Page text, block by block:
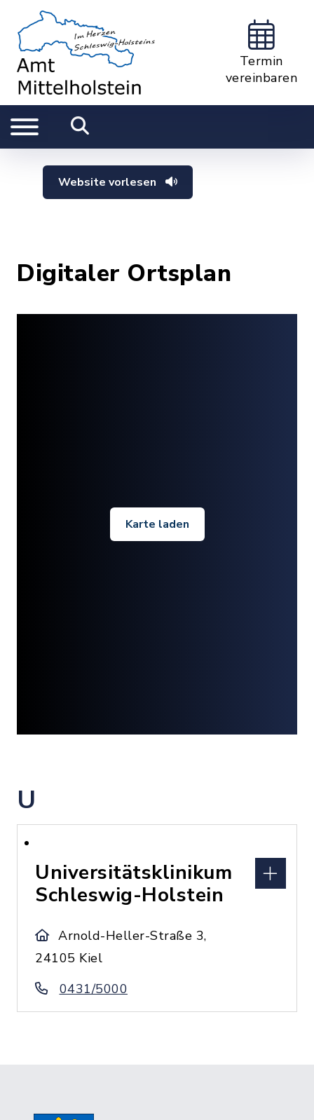
Termin
vereinbaren
Website vorlesen
Digitaler Ortsplan
Karte laden
U
Universitätsklinikum
Schleswig-Holstein
Arnold-Heller-Straße 3,
24105 Kiel
0431/5000